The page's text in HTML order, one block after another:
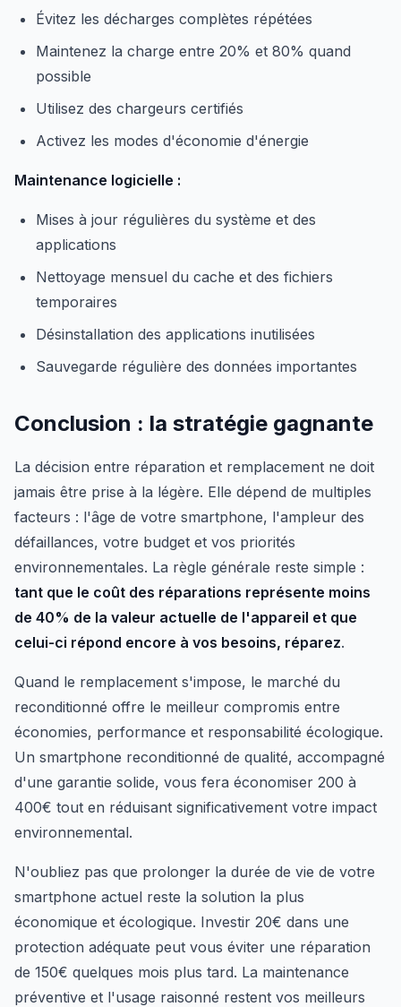
Évitez les décharges complètes répétées
Maintenez la charge entre 20% et 80% quand
possible
Utilisez des chargeurs certifiés
Activez les modes d'économie d'énergie
Maintenance logicielle :
Mises à jour régulières du système et des
applications
Nettoyage mensuel du cache et des fichiers
temporaires
Désinstallation des applications inutilisées
Sauvegarde régulière des données importantes
Conclusion : la stratégie gagnante
La décision entre réparation et remplacement ne doit
jamais être prise à la légère. Elle dépend de multiples
facteurs : l'âge de votre smartphone, l'ampleur des
défaillances, votre budget et vos priorités
environnementales. La règle générale reste simple :
tant que le coût des réparations représente moins
de 40% de la valeur actuelle de l'appareil et que
celui-ci répond encore à vos besoins, réparez.
Quand le remplacement s'impose, le marché du
reconditionné offre le meilleur compromis entre
économies, performance et responsabilité écologique.
Un smartphone reconditionné de qualité, accompagné
d'une garantie solide, vous fera économiser 200 à
400€ tout en réduisant significativement votre impact
environnemental.
N'oubliez pas que prolonger la durée de vie de votre
smartphone actuel reste la solution la plus
économique et écologique. Investir 20€ dans une
protection adéquate peut vous éviter une réparation
de 150€ quelques mois plus tard. La maintenance
préventive et l'usage raisonné restent vos meilleurs